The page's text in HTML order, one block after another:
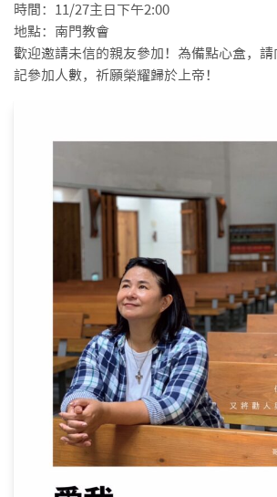
時間：11/27主日下午2:00
地點：南門教會
歡迎邀請未信的親友參加！為備點心盒，
記參加人數，祈願榮耀歸於上帝！